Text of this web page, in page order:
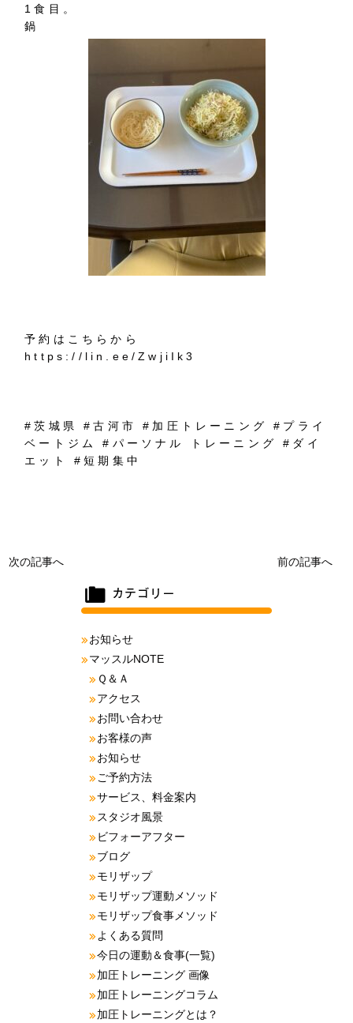
1食目。
鍋
予約はこちらから
https://lin.ee/ZwjiIk3
#茨城県 #古河市 #加圧トレーニング #プライ
ベートジム #パーソナル トレーニング #ダイ
エット #短期集中
次の記事へ 前の記事へ
お知らせ
マッスルNOTE
Ｑ＆Ａ
アクセス
お問い合わせ
お客様の声
お知らせ
ご予約方法
サービス、料金案内
スタジオ風景
ビフォーアフター
ブログ
モリザップ
モリザップ運動メソッド
モリザップ食事メソッド
よくある質問
今日の運動＆食事(一覧)
加圧トレーニング 画像
加圧トレーニングコラム
加圧トレーニングとは？